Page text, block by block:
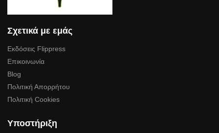
Σχετικά με εμάς
Εκδόσεις Flippress
Επικοινωνία
Blog
Πολιτική Απορρήτου
Πολιτική Cookies
Υποστήριξη